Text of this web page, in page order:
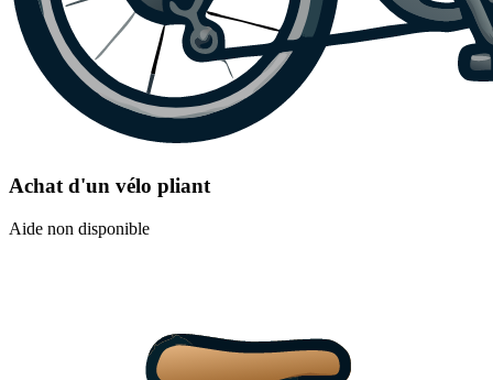
Achat d'un vélo pliant
Aide non disponible